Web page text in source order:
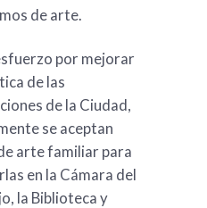
de arte.
por mejorar
de las
de la Ciudad,
se aceptan
arte familiar para
en la Cámara del
la Biblioteca y